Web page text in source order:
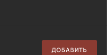
ДОБАВИТЬ